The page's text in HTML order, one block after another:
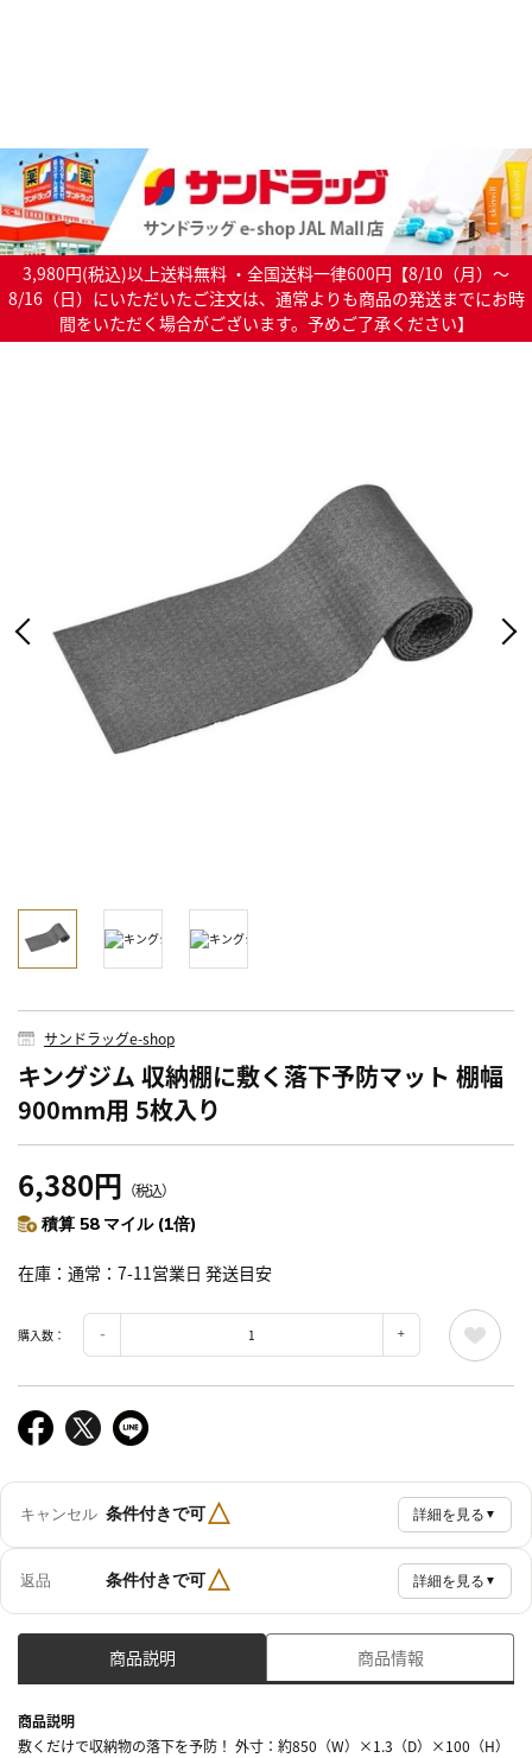
3,980円(税込)以上送料無料 ・全国送料一律600円【8/10（月）～
8/16（日）にいただいたご注文は、通常よりも商品の発送までにお時
間をいただく場合がございます。予めご了承ください】
サンドラッグe-shop
キングジム 収納棚に敷く落下予防マット 棚幅
900mm用 5枚入り
6,380円 （税込）
積算 58 マイル (1倍)
在庫 通常：7-11営業日 発送目安
購入数：
キャンセル 条件付きで可△ 詳細を見る ▼
返品 条件付きで可△ 詳細を見る ▼
商品説明 商品情報
商品説明
敷くだけで収納物の落下を予防！ 外寸：約850（W）×1.3（D）×100（H）